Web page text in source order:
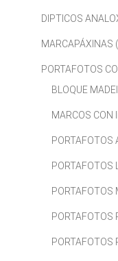
DIPTICOS
MARCAPÁXINAS
PORTAFOTOS
BLOQUE
MARCOS CON
PORTAFOTOS
PORTAFOTOS
PORTAFOTOS
PORTAFOTOS
PORTAFOTOS